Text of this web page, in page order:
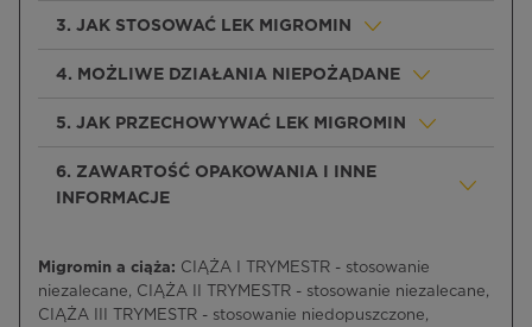
3. JAK STOSOWAĆ LEK MIGROMIN
4. MOŻLIWE DZIAŁANIA NIEPOŻĄDANE
5. JAK PRZECHOWYWAĆ LEK MIGROMIN
6. ZAWARTOŚĆ OPAKOWANIA I INNE
INFORMACJE
Migromin a ciąża: CIĄŻA I TRYMESTR - stosowanie
niezalecane, CIĄŻA II TRYMESTR - stosowanie niezalecane,
CIĄŻA III TRYMESTR - stosowanie niedopuszczone,